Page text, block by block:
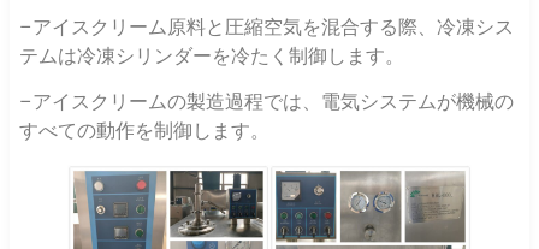
–アイスクリーム原料と圧縮空気を混合する際、冷凍シス
テムは冷凍シリンダーを冷たく制御します。
–アイスクリームの製造過程では、電気システムが機械の
すべての動作を制御します。